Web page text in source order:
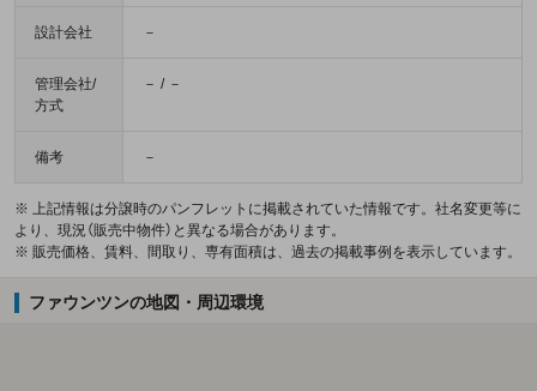
設計会社 －
管理会社/
方式
－ / －
備考 －
※ 上記情報は分譲時のパンフレットに掲載されていた情報です。社名変更等に
より、現況（販売中物件）と異なる場合があります。
※ 販売価格、賃料、間取り、専有面積は、過去の掲載事例を表示しています。
ファウンツンの地図・周辺環境